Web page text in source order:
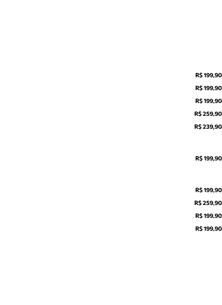
R$ 199,90
R$ 199,90
R$ 199,90
R$ 259,90
R$ 239,90
R$ 199,90
R$ 199,90
R$ 259,90
R$ 199,90
R$ 199,90